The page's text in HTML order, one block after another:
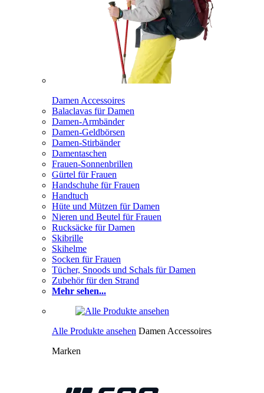
Damen Accessoires
Balaclavas für Damen
Damen-Armbänder
Damen-Geldbörsen
Damen-Stirbänder
Damentaschen
Frauen-Sonnenbrillen
Gürtel für Frauen
Handschuhe für Frauen
Handtuch
Hüte und Mützen für Damen
Nieren und Beutel für Frauen
Rucksäcke für Damen
Skibrille
Skihelme
Socken für Frauen
Tücher, Snoods und Schals für Damen
Zubehör für den Strand
Mehr sehen...
Alle Produkte ansehen Damen Accessoires
Marken